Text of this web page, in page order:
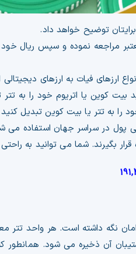
توضیح خواهد داد.
مراجعه نموده و سپس ریال
ارزهای فیات به ارزهای
بیت کوین یا اتریوم خود را به
را به تتر یا بیت کوین تبدیل
پول در سراسر جهان استفاده می
بگیرند. شما می توانید به
نگه داشته است. هر واحد تتر
آن ذخیره می شود. همانطور